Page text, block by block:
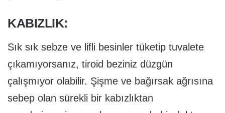
KABIZLIK:
Sık sık sebze ve lifli besinler tüketip tuvalete
çıkamıyorsanız, tiroid beziniz düzgün
çalışmıyor olabilir. Şişme ve bağırsak ağrısına
sebep olan sürekli bir kabızlıktan